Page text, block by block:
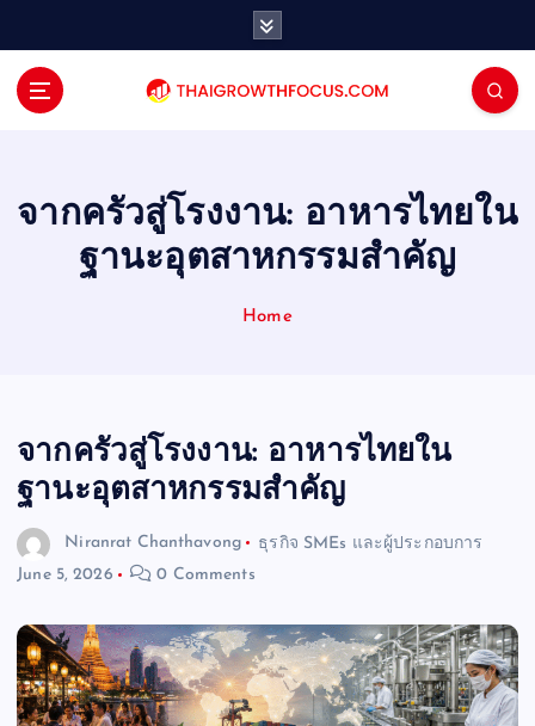
จากครัวสู่โรงงาน: อาหารไทยใน
ฐานะอุตสาหกรรมสำคัญ
Home
จากครัวสู่โรงงาน: อาหารไทยใน
ฐานะอุตสาหกรรมสำคัญ
Niranrat Chanthavong
ธุรกิจ SMEs และผู้ประกอบการ
June 5, 2026
0 Comments